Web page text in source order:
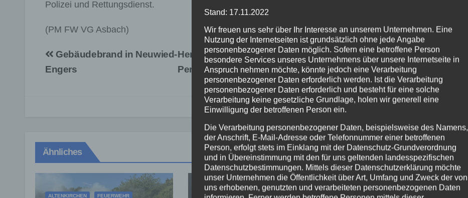
Polizei und Rettungsdienst.
(PM FW VG Asbach)
BeitragsnavigationHeruntergefallene Zigarette ursächlich für Verkehrsunfall mit
Personenschaden
Gebäudebrand in Neuwied-
Engers
Ähnliches
ALTENKIRCHEN FEUERWEHR FEUERWEHR NEUWIED POLIZEI
Stand: 17.11.2022
Wir freuen uns sehr über Ihr Interesse an unserem Unternehmen. Eine
Nutzung der Internetseiten ist grundsätzlich ohne jede Angabe
personenbezogener Daten möglich. Sofern eine betroffene Person
besondere Services unseres Unternehmens über unsere Internetseite in
Anspruch nehmen möchte, könnte jedoch eine Verarbeitung
personenbezogener Daten erforderlich werden. Ist die Verarbeitung
personenbezogener Daten erforderlich und besteht für eine solche
Verarbeitung keine gesetzliche Grundlage, holen wir generell eine
Einwilligung der betroffenen Person ein.
Die Verarbeitung personenbezogener Daten, beispielsweise des Namens,
der Anschrift, E-Mail-Adresse oder Telefonnummer einer betroffenen
Person, erfolgt stets im Einklang mit der Datenschutz-Grundverordnung
und in Übereinstimmung mit den für uns geltenden landesspezifischen
Datenschutzbestimmungen. Mittels dieser Datenschutzerklärung möchte
unser Unternehmen die Öffentlichkeit über Art, Umfang und Zweck der von
uns erhobenen, genutzten und verarbeiteten personenbezogenen Daten